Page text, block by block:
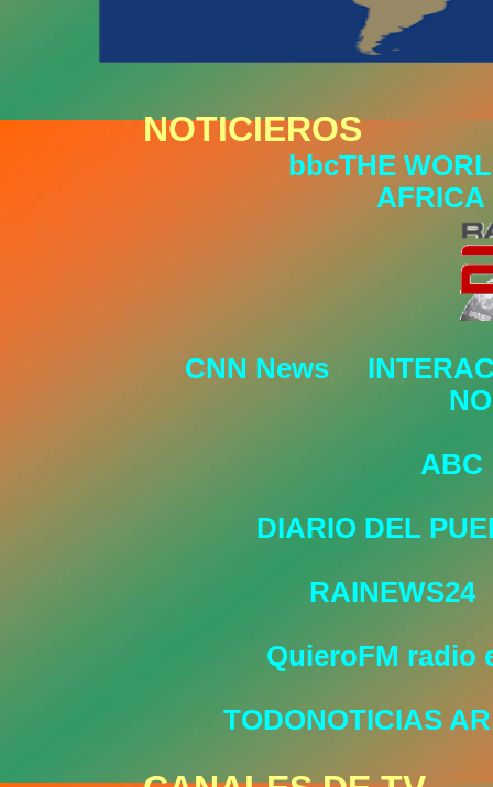
NOTICIEROS
bbcTHE
AFRICA
CNN News
ABC
DIARIO DEL
RAINEWS24
QuieroFM radio
TODONOTICIAS